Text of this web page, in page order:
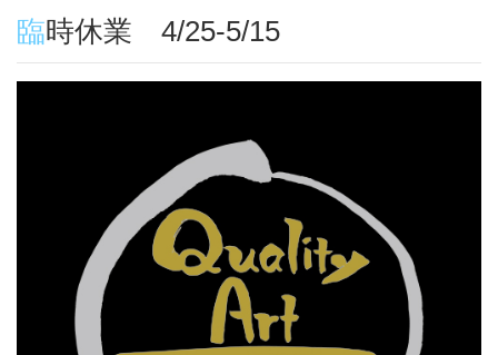
臨時休業 4/25-5/15